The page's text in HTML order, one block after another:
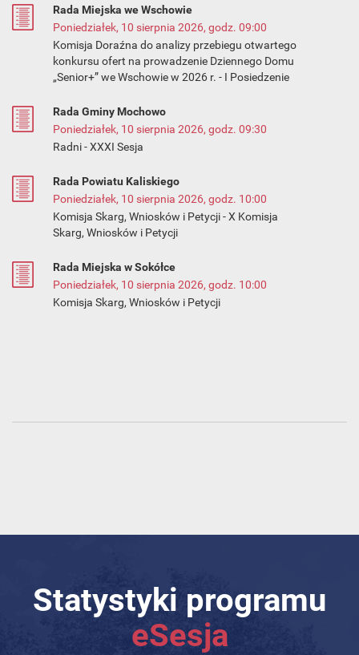
Rada Miejska we Wschowie
Poniedziałek, 10 sierpnia 2026, godz. 09:00
Komisja Doraźna do analizy przebiegu otwartego
konkursu ofert na prowadzenie Dziennego Domu
„Senior+” we Wschowie w 2026 r. - I Posiedzenie
Rada Gminy Mochowo
Poniedziałek, 10 sierpnia 2026, godz. 09:30
Radni - XXXI Sesja
Rada Powiatu Kaliskiego
Poniedziałek, 10 sierpnia 2026, godz. 10:00
Komisja Skarg, Wniosków i Petycji - X Komisja
Skarg, Wniosków i Petycji
Rada Miejska w Sokółce
Poniedziałek, 10 sierpnia 2026, godz. 10:00
Komisja Skarg, Wniosków i Petycji
Statystyki programu
eSesja